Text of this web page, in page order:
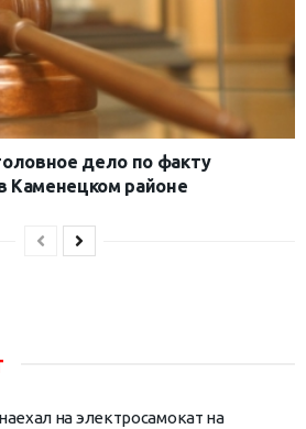
дело по факту
Каменецком районе
на электросамокат на